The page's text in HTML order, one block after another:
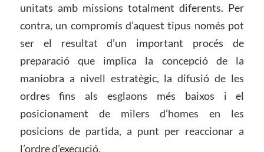
unitats amb missions totalment diferents. Per
contra, un compromís d’aquest tipus només pot
ser el resultat d’un important procés de
preparació que implica la concepció de la
maniobra a nivell estratègic, la difusió de les
ordres fins als esglaons més baixos i el
posicionament de milers d’homes en les
posicions de partida, a punt per reaccionar a
l’ordre d’execució.